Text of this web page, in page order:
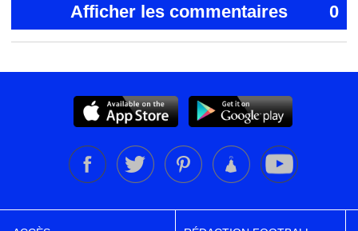
Afficher les commentaires 0